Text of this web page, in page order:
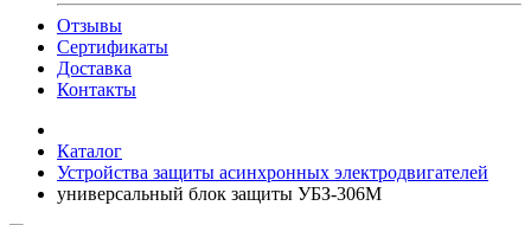
Отзывы
Сертификаты
Доставка
Контакты
Каталог
Устройства защиты асинхронных электродвигателей
универсальный блок защиты УБЗ-306М